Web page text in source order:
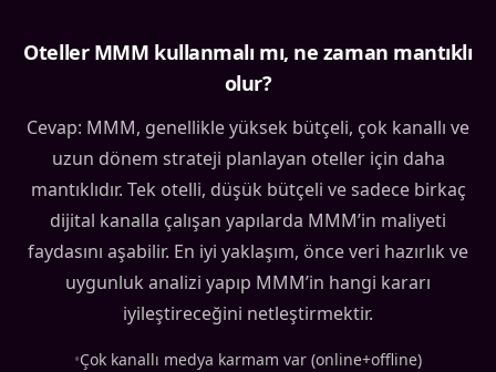
Oteller MMM kullanmalı mı, ne zaman mantıklı
olur?
Cevap: MMM, genellikle yüksek bütçeli, çok kanallı ve
uzun dönem strateji planlayan oteller için daha
mantıklıdır. Tek otelli, düşük bütçeli ve sadece birkaç
dijital kanalla çalışan yapılarda MMM’in maliyeti
faydasını aşabilir. En iyi yaklaşım, önce veri hazırlık ve
uygunluk analizi yapıp MMM’in hangi kararı
iyileştireceğini netleştirmektir.
•Çok kanallı medya karmam var (online+offline)